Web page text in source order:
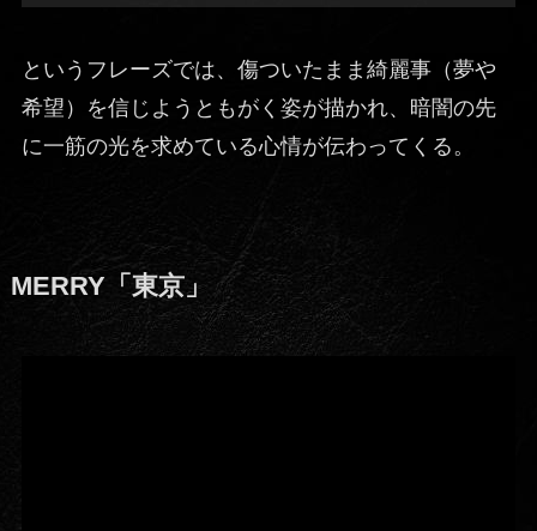
というフレーズでは、傷ついたまま綺麗事（夢や
希望）を信じようともがく姿が描かれ、暗闇の先
に一筋の光を求めている心情が伝わってくる。
MERRY「東京」